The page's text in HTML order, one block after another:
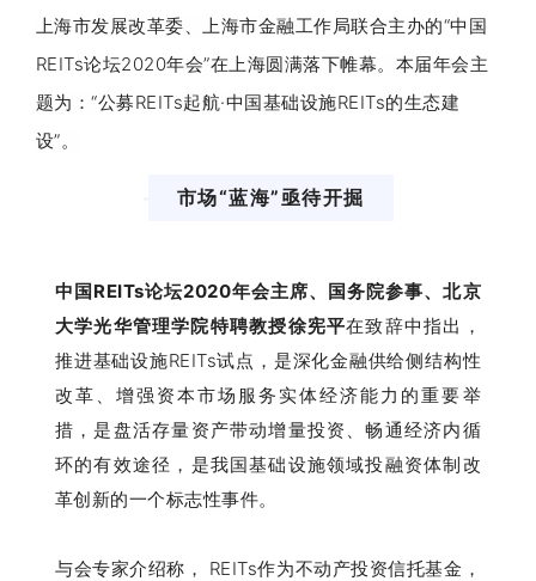
上海市发展改革委、上海市金融工作局联合主办的“中国
REITs论坛2020年会”在上海圆满落下帷幕。本届年会主
题为：“公募REITs起航·中国基础设施REITs的生态建
设”。
市场“蓝海”亟待开掘
中国REITs论坛2020年会主席、国务院参事、北京
大学光华管理学院特聘教授徐宪平在致辞中指出，
推进基础设施REITs试点，是深化金融供给侧结构性
改革、增强资本市场服务实体经济能力的重要举
措，是盘活存量资产带动增量投资、畅通经济内循
环的有效途径，是我国基础设施领域投融资体制改
革创新的一个标志性事件。
与会专家介绍称， REITs作为不动产投资信托基金，